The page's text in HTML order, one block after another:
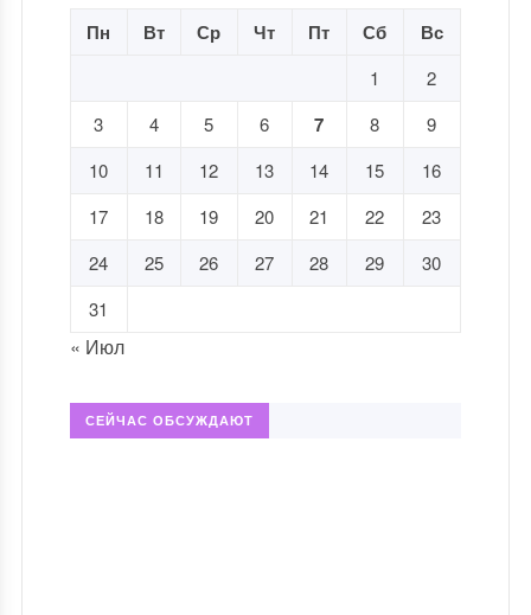
Пн Вт Ср Чт Пт Сб Вс
1
2
3
4 5 6 7 8
9
10
11 12 13 14 15
16
17
18 19 20 21 22
23
24
25 26 27 28 29
30
31
« Июл
СЕЙЧАС ОБСУЖДАЮТ